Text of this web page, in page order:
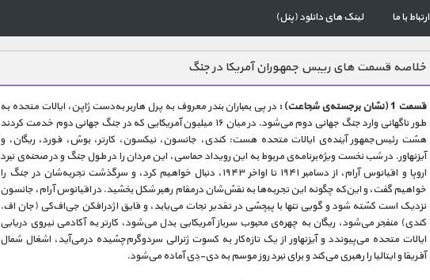
ارتباط با ما لینک های دانلود (پنل)
خلاصه قسمت های رییس جمهوران آمریکا در جنگ
قسمت 1 (نشان برجسته‌ی شجاعت) :
در پی بمباران بندر معروف به پرل هاربر به‌دست ژاپن، ایالات متحده به
طور ناگهانی وارد جنگ جهانی دوم می‌شود. در میان ۱۶ میلیون آمریکایی که در جنگ جهانی دوم خدمت کردند
هشت رئیس‌جمهور آینده‌ی ایالات متحده هست: کندی، جانسون، نیکسون، کارتر، بوش، فورد، ریگان، و
آیزنهاور. در شب نخست ویژه‌برنامه‌ی مربوط به این رویداد حماسی، این مردان را در طول جنگ و در صحنه‌ی نبرد
اروپا و اقیانوس آرام، از دسامبر ۱۹۴۱ تا اواخر ۱۹۴۳، دنبال خواهیم کرد، و سرگذشت تجربه‌شان در جنگ را
خواهیم گفت، و این‌که چگونه این تجربه‌ها به نقش‌شان درمقام رهبر شکل بخشید. در اقیانوس آرام، جانسون
نزدیک است کشته شود و گویی تنها با پیچشی در تقدیر نجات می‌یابد، و قایق اژدرافکن جی‌اف‌کی (جان اف.
کندی) منفجر می‌شود، ریگان به چهره‌ی محبوب سرباز آمریکایی بدل می‌شود، کارتر به آکادمی نیروی دریایی
ایالات متحده می‌پیوندد و آیزنهاور از یک تازه‌کار به کسوت ژنرالی سردوگرم‌چشیده درمی‌آید، اشغال شمال
آفریقا و ایتالیا را رهبری می‌کند و برای نبرد روز موسم به دی‌-دِی آماده می‌شود.